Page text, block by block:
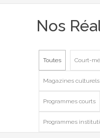
Nos
Toutes Court-
Magazines culturels
Programmes courts
Programmes